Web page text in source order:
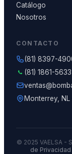
Catálogo
Nosotros
CONTACTO
(81) 8397-
(81) 1861-5633
Monterrey, NL
© 2025 VAELSA -
de Privacidad